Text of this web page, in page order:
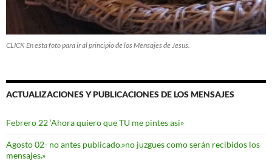
CLICK En esta foto para ir al principio de los Mensajes de Jesus.
ACTUALIZACIONES Y PUBLICACIONES DE LOS MENSAJES
Febrero 22 ‘Ahora quiero que TU me pintes asi»
Agosto 02- no antes publicado.»no juzgues como serán recibidos los
mensajes.»